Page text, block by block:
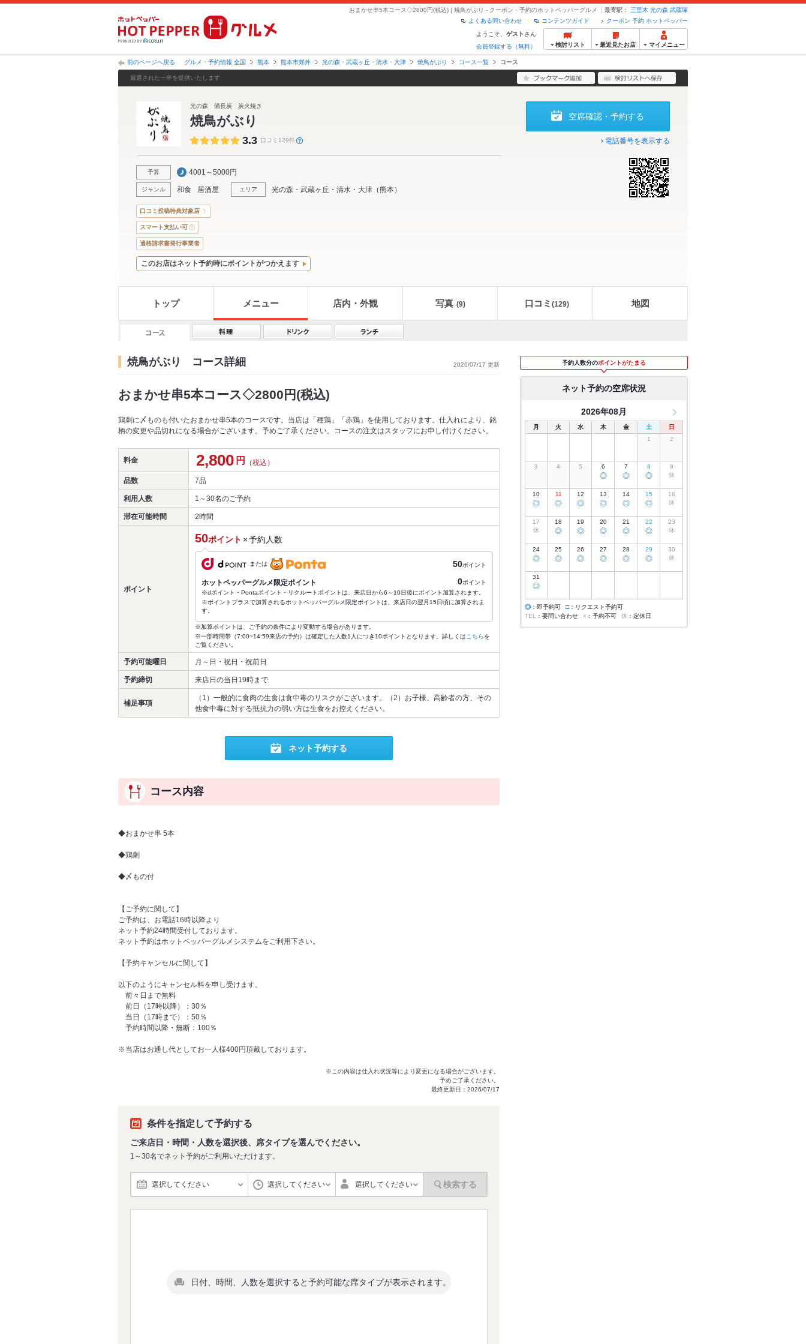
おまかせ串5本コース◇2800円(税込) | 焼鳥がぶり - クーポン・予約のホットペッパーグルメ 最寄駅： 三里木 光の森 武蔵塚
クーポン 予約 ホットペッパー
コンテンツガイド
よくある問い合わせ
ようこそ、 ゲスト さん
会員登録する（無料）
検討リスト 最近見たお店 マイメニュー
前のページへ戻る グルメ・予約情報 全国 熊本 熊本市郊外 光の森・武蔵ヶ丘・清水・大津 焼鳥がぶり コース一覧 コース
厳選された一串を提供いたします
光の森 備長炭 炭火焼き
焼鳥がぶり
3.3 口コミ129件
予算 4001～5000円
ジャンル 和食 居酒屋 エリア 光の森・武蔵ヶ丘・清水・大津 （熊本）
空席確認・予約する
電話番号を表示する
口コミ投稿特典対象店
スマート支払い可
適格請求書発行事業者
このお店はネット予約時にポイントがつかえます
トップ メニュー 店内・外観 写真 (9) 口コミ (129) 地図
焼鳥がぶり コース詳細 2026/07/17 更新
おまかせ串5本コース◇2800円(税込)
鶏刺に〆ものも付いたおまかせ串5本のコースです。当店は「種鶏」「赤鶏」を使用しております。仕入れにより、銘
柄の変更や品切れになる場合がございます。予めご了承ください。コースの注文はスタッフにお申し付けください。
料金 2,800 円 （税込）
品数 7品
利用人数 1～30名のご予約
滞在可能時間 2時間
ポイント
50ポイント ×予約人数
または 50ポイント
ホットペッパーグルメ限定ポイント 0ポイント
※dポイント・Pontaポイント・リクルートポイントは、来店日から6～10日後にポイント加算されます。
※ポイントプラスで加算されるホットペッパーグルメ限定ポイントは、来店日の翌月15日頃に加算されま
す。
※加算ポイントは、ご予約の条件により変動する場合があります。
※一部時間帯（7:00~14:59来店の予約）は確定した人数1人につき10ポイントとなります。詳しくは こちらを
ご覧ください。
予約可能曜日 月～日・祝日・祝前日
予約締切 来店日の当日19時まで
補足事項
（1）一般的に食肉の生食は食中毒のリスクがございます。（2）お子様、高齢者の方、その
他食中毒に対する抵抗力の弱い方は生食をお控えください。
ネット予約する
コース内容
◆おまかせ串 5本
◆鶏刺
◆〆もの付
【ご予約に関して】
ご予約は、お電話16時以降より
ネット予約24時間受付しております。
ネット予約はホットペッパーグルメシステムをご利用下さい。
【予約キャンセルに関して】
以下のようにキャンセル料を申し受けます。
前々日まで無料
前日（17時以降）：30％
当日（17時まで）：50％
予約時間以降・無断：100％
※当店はお通し代としてお一人様400円頂戴しております。
※この内容は仕入れ状況等により変更になる場合がございます。
予めご了承ください。
最終更新日：2026/07/17
条件を指定して予約する
ご来店日・時間・人数を選択後、席タイプを選んでください。
1～30名でネット予約がご利用いただけます。
選択してください 選択してください 選択してください 検索する
日付、時間、人数を選択すると予約可能な席タイプが表示されます。
予約人数分のポイントがたまる
ネット予約の空席状況
2026年08月
月 火 水 木 金 土
日
1
2
3 4 5 6
◎
7
◎
8
◎
9
休
10
◎
11
◎
12
◎
13
◎
14
◎
15
◎
16
休
17
休
18
◎
19
◎
20
◎
21
◎
22
◎
23
休
24
◎
25
◎
26
◎
27
◎
28
◎
29
◎
30
休
31
◎
◎ ：即予約可 □ ：リクエスト予約可
TEL
：要問い合わせ × ：予約不可 休 ：定休日